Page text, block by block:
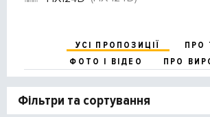
УСІ ПРОПОЗИЦІЇ
ПРО
ФОТО І ВІДЕО
ПРО
Фільтри та сортування